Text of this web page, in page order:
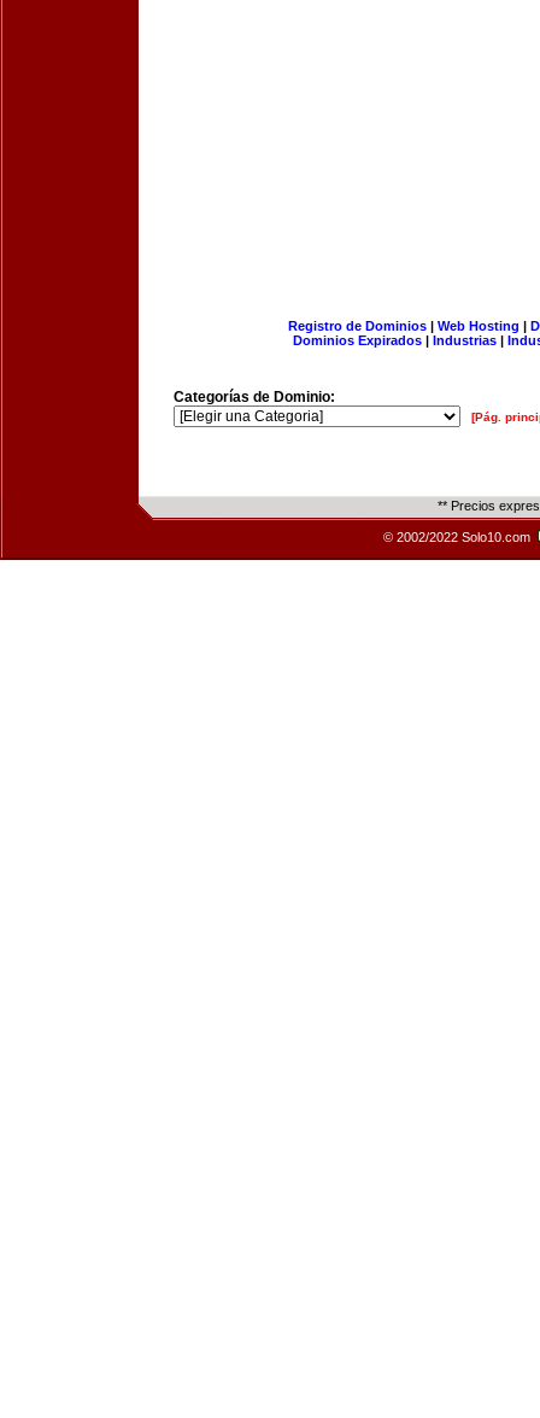
Registro de Dominios| Web Hosting |
Dominios Expirados | Industrias |
Categorías de Dominio:
[Pág.
** Precios
© 2002/2022 Solo10.com